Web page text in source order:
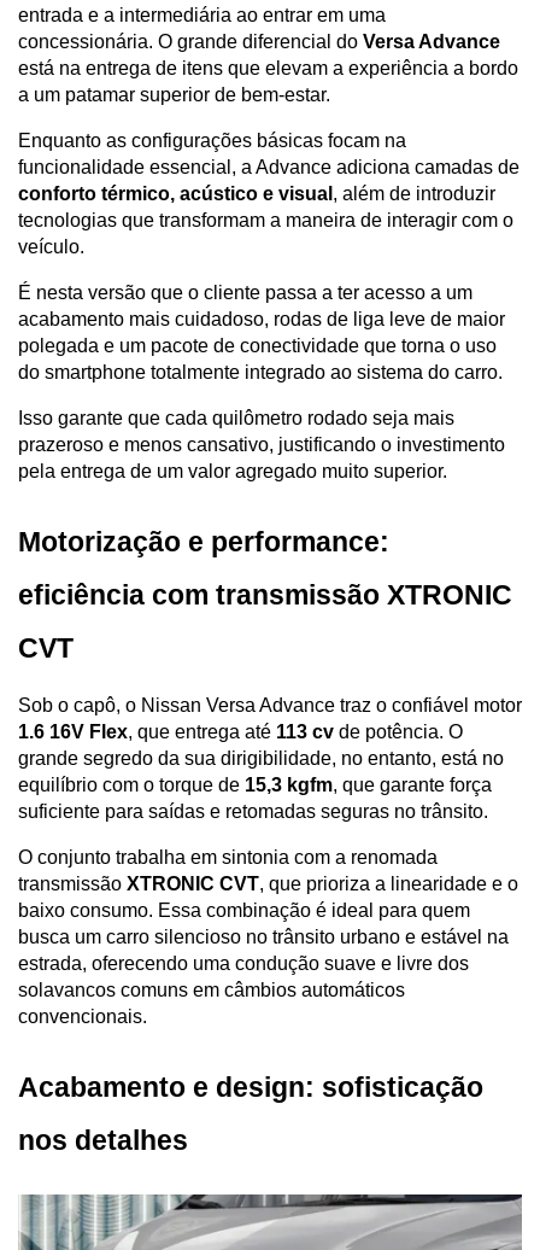
entrada e a intermediária ao entrar em uma
concessionária. O grande diferencial do Versa Advance
está na entrega de itens que elevam a experiência a bordo
a um patamar superior de bem-estar.
Enquanto as configurações básicas focam na
conforto térmico, acústico e visual , além de introduzir
tecnologias que transformam a maneira de interagir com o
veículo.
É nesta versão que o cliente passa a ter acesso a um
acabamento mais cuidadoso, rodas de liga leve de maior
polegada e um pacote de conectividade que torna o uso
do smartphone totalmente integrado ao sistema do carro.
Isso garante que cada quilômetro rodado seja mais
prazeroso e menos cansativo, justificando o investimento
pela entrega de um valor agregado muito superior.
Motorização e performance:
eficiência com transmissão XTRONIC
CVT
1.6 16V Flex, que entrega até 113 cv de potência. O
grande segredo da sua dirigibilidade, no entanto, está no
equilíbrio com o torque de 15,3 kgfm, que garante força
suficiente para saídas e retomadas seguras no trânsito.
O conjunto trabalha em sintonia com a renomada
transmissão XTRONIC CVT, que prioriza a linearidade e o
baixo consumo. Essa combinação é ideal para quem
busca um carro silencioso no trânsito urbano e estável na
estrada, oferecendo uma condução suave e livre dos
solavancos comuns em câmbios automáticos
convencionais.
Acabamento e design: sofisticação
nos detalhes